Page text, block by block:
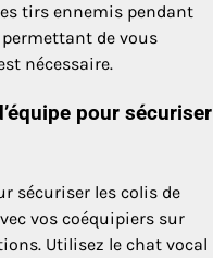
tirs ennemis pendant
de vous
nécessaire.
pour sécuriser
sécuriser les colis de
vos coéquipiers sur
Utilisez le chat vocal